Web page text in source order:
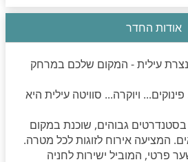
אודות החדר
עילית - המקום שלכם במרחק
ויוקרה... סוויטה עילית היא
גבוהים, שוכנת במקום
המציעה אירוח לזוגות לכל מטרה.
פרטי, המוביל ישירות לחניה